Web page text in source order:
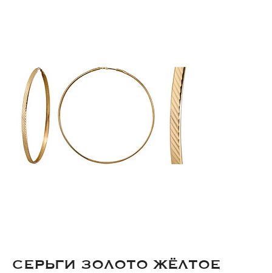
СЕРЬГИ ЗОЛОТО ЖЁЛТОЕ
ГРАФИК ПЛАТЕЖЕЙ
Сегодня
25